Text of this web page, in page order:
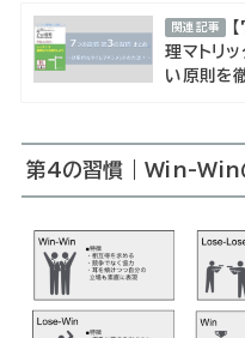
関連記事
理マトリ
い原則を
第4の習慣｜Win-Win